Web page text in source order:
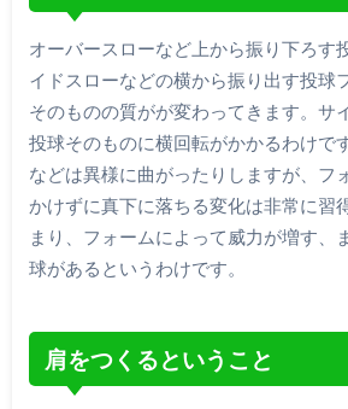
オーバースローなど上から振り下ろす
イドスローなどの横から振り出す投球
そのものの質がが変わってきます。サ
投球そのものに横回転がかかるわけで
などは異様に曲がったりしますが、フ
かけずに真下に落ちる変化は非常に習
まり、フォームによって威力が増す、
球があるというわけです。
肩をつくるということ